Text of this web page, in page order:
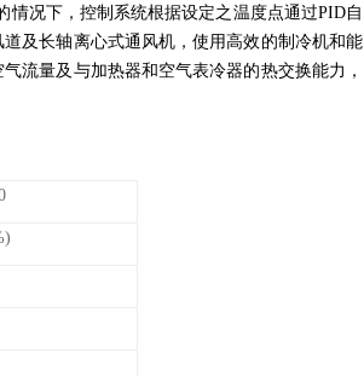
况下，控制系统根据设定之温度点通过PID自
及长轴离心式通风机，使用高效的制冷机和能
流量及与加热器和空气表冷器的热交换能力，